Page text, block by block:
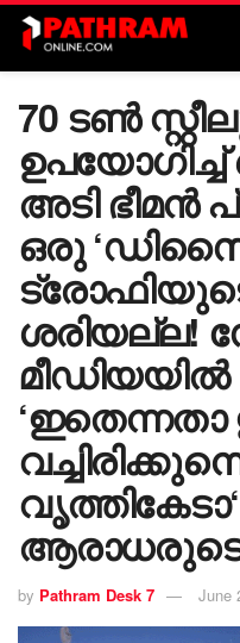
70 ടൺ
അടി ഭീമൻ
ഒരു
ആരാധരുടെ
by Pathram Desk 7 June